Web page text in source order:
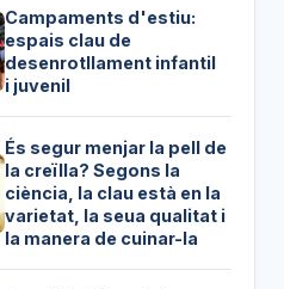
Campaments d'estiu:
espais clau de
desenrotllament infantil
i juvenil
És segur menjar la pell de
la creïlla? Segons la
ciència, la clau està en la
varietat, la seua qualitat i
la manera de cuinar-la